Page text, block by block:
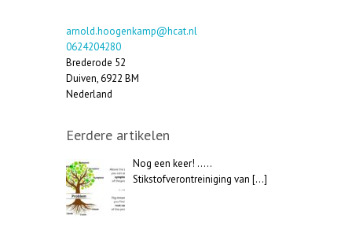
arnold.hoogenkamp@hcat.nl
0624204280
Brederode 52
Duiven,6922 BM
Nederland
Eerdere artikelen
Nog een keer! …..
Stikstofverontreiniging van […]